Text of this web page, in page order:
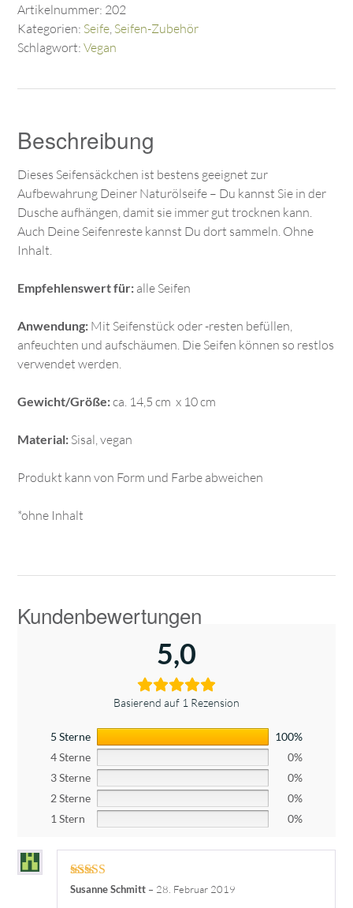
Artikelnummer: 202
Kategorien: Seife Seifen-Zubehör
Schlagwort: Vegan
Beschreibung
Dieses Seifensäckchen ist bestens geeignet zur
Aufbewahrung Deiner Naturölseife – Du kannst Sie in der
Dusche aufhängen, damit sie immer gut trocknen kann.
Auch Deine Seifenreste kannst Du dort sammeln. Ohne
Inhalt.
Empfehlenswert für: alle Seifen
Anwendung: Mit Seifenstück oder -resten befüllen,
anfeuchten und aufschäumen. Die Seifen können so restlos
verwendet werden.
Gewicht/Größe:ca. 14,5 cm x 10 cm
Material: Sisal, vegan
Produkt kann von Form und Farbe abweichen
*ohne Inhalt
5,0
Basierend auf 1 Rezension
5 Sterne
100%
4 Sterne
0%
3 Sterne
0%
2 Sterne
0%
1 Stern
0%
Bewertet mit
Susanne Schmitt – 28. Februar 2019